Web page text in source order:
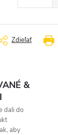
Zdieľať
&
dali do
aby